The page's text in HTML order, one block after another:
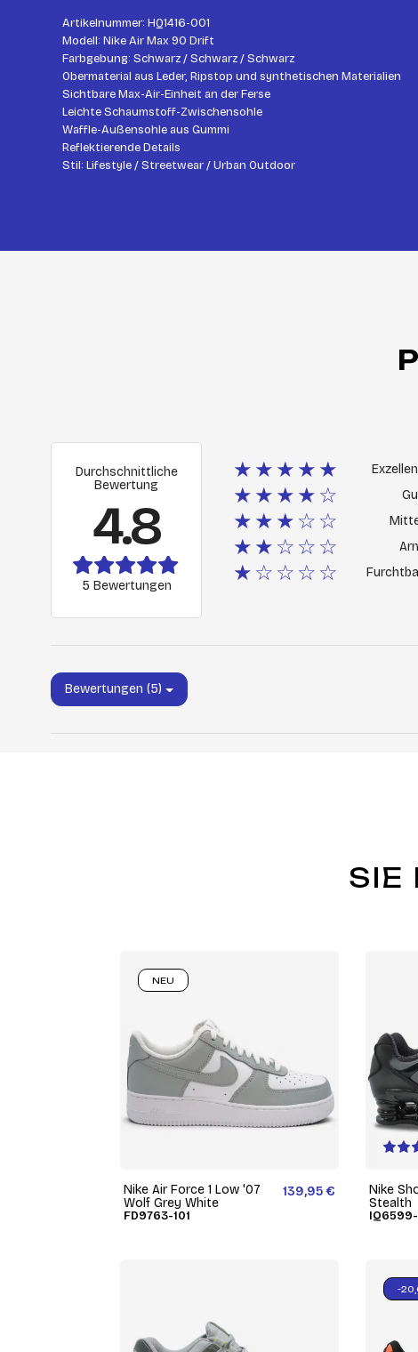
Artikelnummer: HQ1416-001
Modell: Nike Air Max 90 Drift
Farbgebung: Schwarz / Schwarz / Schwarz
Obermaterial aus Leder, Ripstop und synthetischen Materialien
Sichtbare Max-Air-Einheit an der Ferse
Leichte Schaumstoff-Zwischensohle
Waffle-Außensohle aus Gummi
Reflektierende Details
Stil: Lifestyle / Streetwear / Urban Outdoor
Durchschnittliche
Bewertung
4.8
5 Bewertungen
★★★★★
★★★★☆
★★★☆☆
★★☆☆☆
★☆☆☆☆
Bewertungen (5)
SIE
Nike Air Force 1 Low '07
Wolf Grey White
FD9763-101
139,95 €
NEU
Nike
Stealth
-